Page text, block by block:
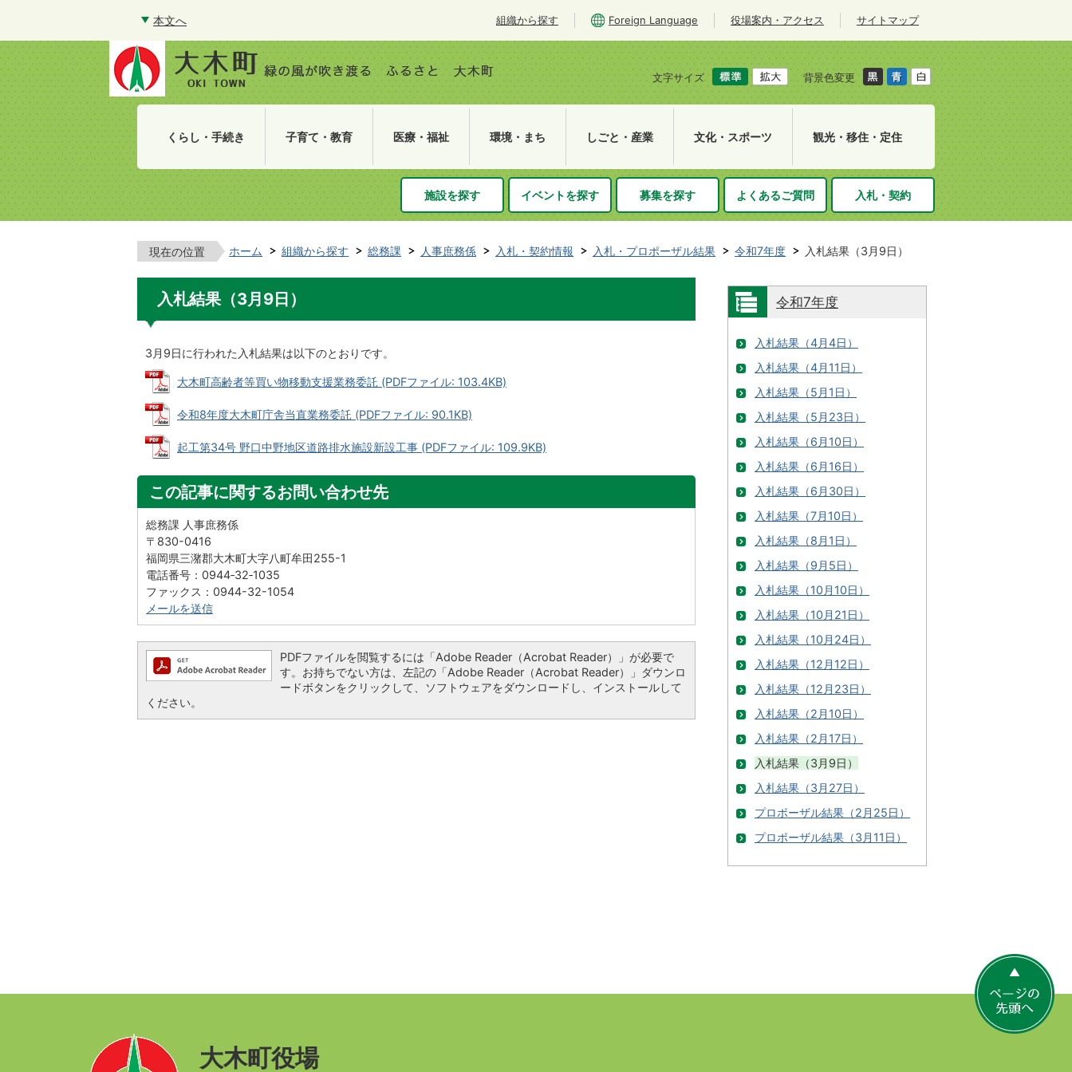
本文へ 組織から探す Foreign Language 役場案内・アクセス サイトマップ
文字サイズ 背景色変更
くらし・手続き 子育て・教育 医療・福祉 環境・まち しごと・産業 文化・スポーツ 観光・移住・定住
施設を探す イベントを探す 募集を探す よくあるご質問 入札・契約
現在の位置 ホーム 組織から探す 総務課 人事庶務係 入札・契約情報 入札・プロポーザル結果 令和7年度 入札結果（3月9日）
入札結果（3月9日）
3月9日に行われた入札結果は以下のとおりです。
大木町高齢者等買い物移動支援業務委託 (PDFファイル: 103.4KB)
令和8年度大木町庁舎当直業務委託 (PDFファイル: 90.1KB)
起工第34号 野口中野地区道路排水施設新設工事 (PDFファイル: 109.9KB)
この記事に関するお問い合わせ先
総務課 人事庶務係
〒830-0416
福岡県三潴郡大木町大字八町牟田255-1
電話番号：0944‐32‐1035
ファックス：0944-32-1054
メールを送信
PDFファイルを閲覧するには「Adobe Reader（Acrobat Reader）」が必要で
す。お持ちでない方は、左記の「Adobe Reader（Acrobat Reader）」ダウンロ
ードボタンをクリックして、ソフトウェアをダウンロードし、インストールして
ください。
令和7年度
入札結果（4月4日）
入札結果（4月11日）
入札結果（5月1日）
入札結果（5月23日）
入札結果（6月10日）
入札結果（6月16日）
入札結果（6月30日）
入札結果（7月10日）
入札結果（8月1日）
入札結果（9月5日）
入札結果（10月10日）
入札結果（10月21日）
入札結果（10月24日）
入札結果（12月12日）
入札結果（12月23日）
入札結果（2月10日）
入札結果（2月17日）
入札結果（3月9日）
入札結果（3月27日）
プロポーザル結果（2月25日）
プロポーザル結果（3月11日）
ー
ジ
の
大木町役場